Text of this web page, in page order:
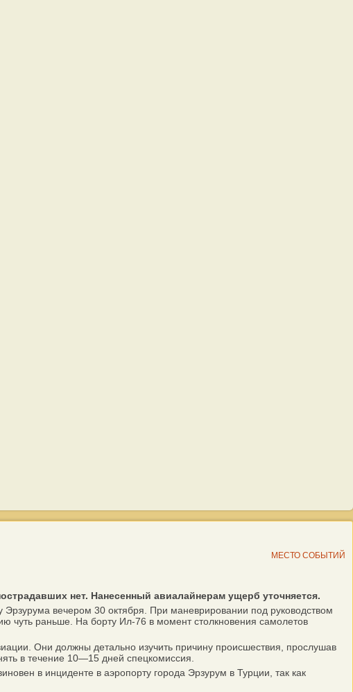
МЕСТО СОБЫТИЙ
нет. Нанесенный авиалайнерам ущерб уточняется.
вечером 30 октября. При маневрировании под руководством
чуть раньше. На борту Ил-76 в момент столкновения самолетов
Они должны детально изучить причину происшествия, прослушав
в течение 10—15 дней спецкомиссия.
в инциденте в аэропорту города Эрзурум в Турции, так как